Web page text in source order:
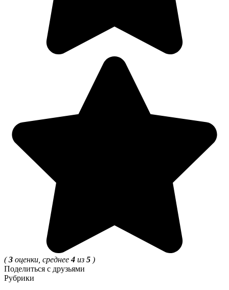
(3 оценки, среднее4 из 5 )
Поделиться с друзьями
Рубрики